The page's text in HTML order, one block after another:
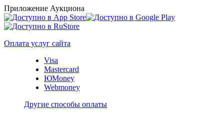
Приложение Аукциона
Оплата услуг сайта
Visa
Mastercard
ЮMoney
Webmoney
Другие способы оплаты